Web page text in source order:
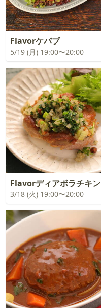
Flavorケバブ
5/19 (月) 19:00〜20:00
Flavorディアボラチキン
3/18 (火) 19:00〜20:00